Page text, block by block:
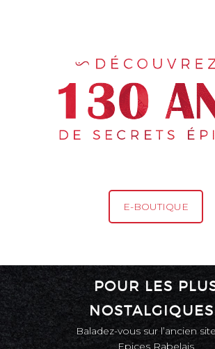
E-BOUTIQUE
POUR LES
Baladez-vous sur l’ancien
Epices Rabelais